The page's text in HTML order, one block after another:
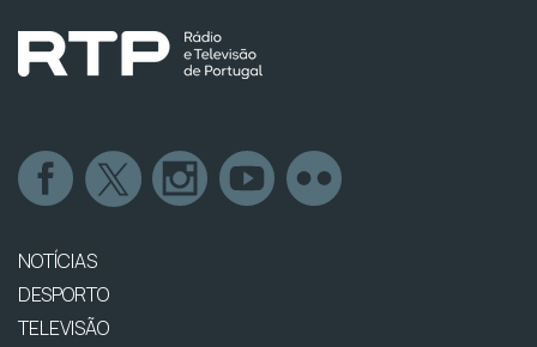
NOTÍCIAS
DESPORTO
TELEVISÃO